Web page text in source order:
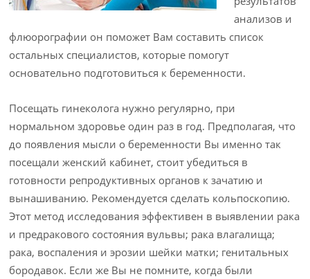
анализов и
флюорографии он поможет Вам составить список
остальных специалистов, которые помогут
основательно подготовиться к беременности.
Посещать гинеколога нужно регулярно, при
нормальном здоровье один раз в год. Предполагая, что
до появления мысли о беременности Вы именно так
посещали женский кабинет, стоит убедиться в
готовности репродуктивных органов к зачатию и
вынашиванию. Рекомендуется сделать кольпоскопию.
Этот метод исследования эффективен в выявлении рака
и предракового состояния вульвы; рака влагалища;
рака, воспаления и эрозии шейки матки; генитальных
бородавок. Если же Вы не помните, когда были